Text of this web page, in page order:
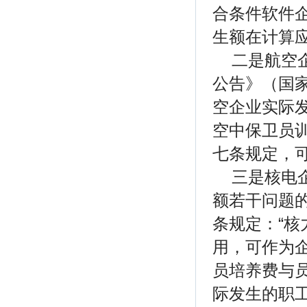
合条件软件
生额在计算
二是航空
公告》（国
空企业实际
空中保卫员
七条规定，
三是核电
额若干问题
条规定：“
用，可作为
员培养费与
际发生的职